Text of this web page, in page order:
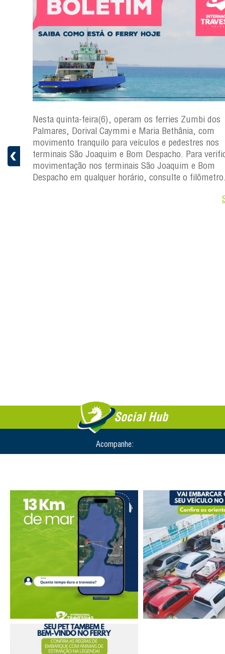
Nesta quinta-feira(6), operam os ferries Zumbi dos
Palmares, Dorival Caymmi e Maria Bethânia, com
movimento tranquilo para veículos e pedestres nos
terminais São Joaquim e Bom Despacho. Para
movimentação nos terminais São Joaquim e Bom
Despacho em qualquer horário, consulte o
Social Hub
Acompanhe: